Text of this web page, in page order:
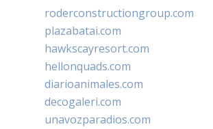
roderconstructiongroup.com
plazabatai.com
hawkscayresort.com
hellonquads.com
diarioanimales.com
decogaleri.com
unavozparadios.com